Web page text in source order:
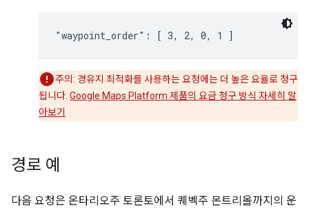
주의: 경유지 최적화를 사용하는 요청에는 더 높은 요율로 청구
됩니다. Google Maps Platform 제품의 요금 청구 방식 자세히 알
아보기
경로 예
다음 요청은 온타리오주 토론토에서 퀘벡주 몬트리올까지의 운